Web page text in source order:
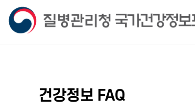
건강정보 FAQ